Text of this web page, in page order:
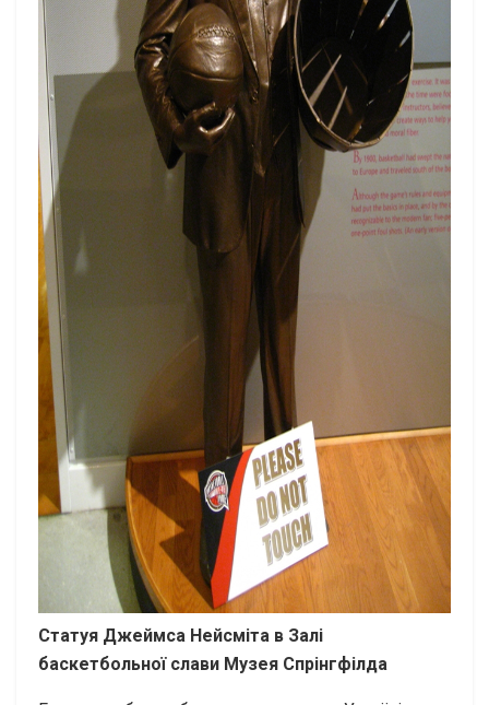
Статуя Джеймса Нейсміта в Залі
баскетбольної слави Музея Спрінгфілда